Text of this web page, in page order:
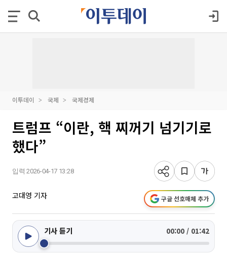
이투데이 국제 국제경제
트럼프 “이란, 핵 찌꺼기 넘기기로
했다”
입력 2026-04-17 13:28
고대영 기자 구글 선호매체 추가
기사 듣기 00:00 / 01:42